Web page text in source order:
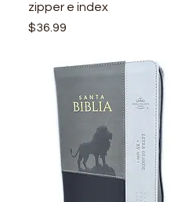
zipper e index
Precio
$36.99